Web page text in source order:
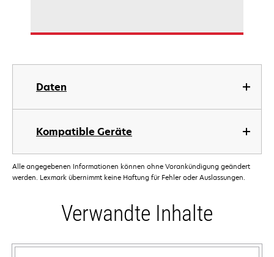
Daten
Kompatible Geräte
Alle angegebenen Informationen können ohne Vorankündigung geändert
werden. Lexmark übernimmt keine Haftung für Fehler oder Auslassungen.
Verwandte Inhalte